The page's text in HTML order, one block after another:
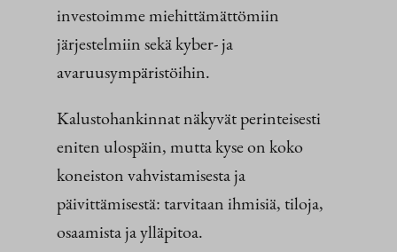
investoimme miehittämättömiin
järjestelmiin sekä kyber- ja
avaruusympäristöihin.
Kalustohankinnat näkyvät perinteisesti
eniten ulospäin, mutta kyse on koko
koneiston vahvistamisesta ja
päivittämisestä: tarvitaan ihmisiä, tiloja,
osaamista ja ylläpitoa.